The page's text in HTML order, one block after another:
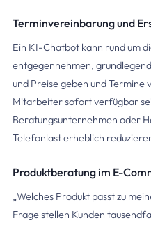
Terminvereinbarung und
Ein KI-Chatbot kann rund um
entgegennehmen,
und Preise geben und Termine
Mitarbeiter sofort verfügbar
Beratungsunternehmen oder
Telefonlast erheblich
Produktberatung im E-
„Welches Produkt passt zu
Frage stellen Kunden